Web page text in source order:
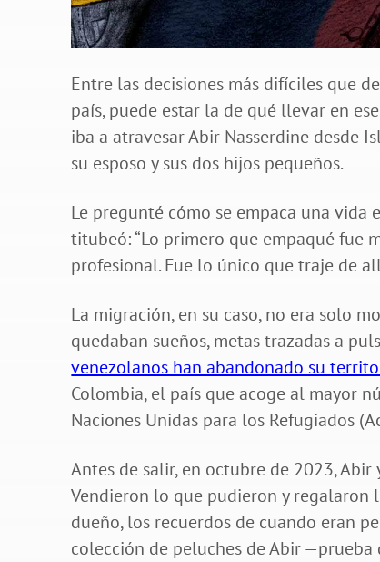
Entre las decisiones más difíciles que
país, puede estar la de qué llevar en
iba a atravesar Abir Nasserdine desde
su esposo y sus dos hijos pequeños.
Le pregunté cómo se empaca una vida
titubeó: “Lo primero que empaqué fue
profesional. Fue lo único que traje de
La migración, en su caso, no era solo
quedaban sueños, metas trazadas a
venezolanos han abandonado su
Colombia, el país que acoge al mayor
Naciones Unidas para los Refugiados
Antes de salir, en octubre de 2023, Abir
Vendieron lo que pudieron y regalaron
dueño, los recuerdos de cuando eran
colección de peluches de Abir